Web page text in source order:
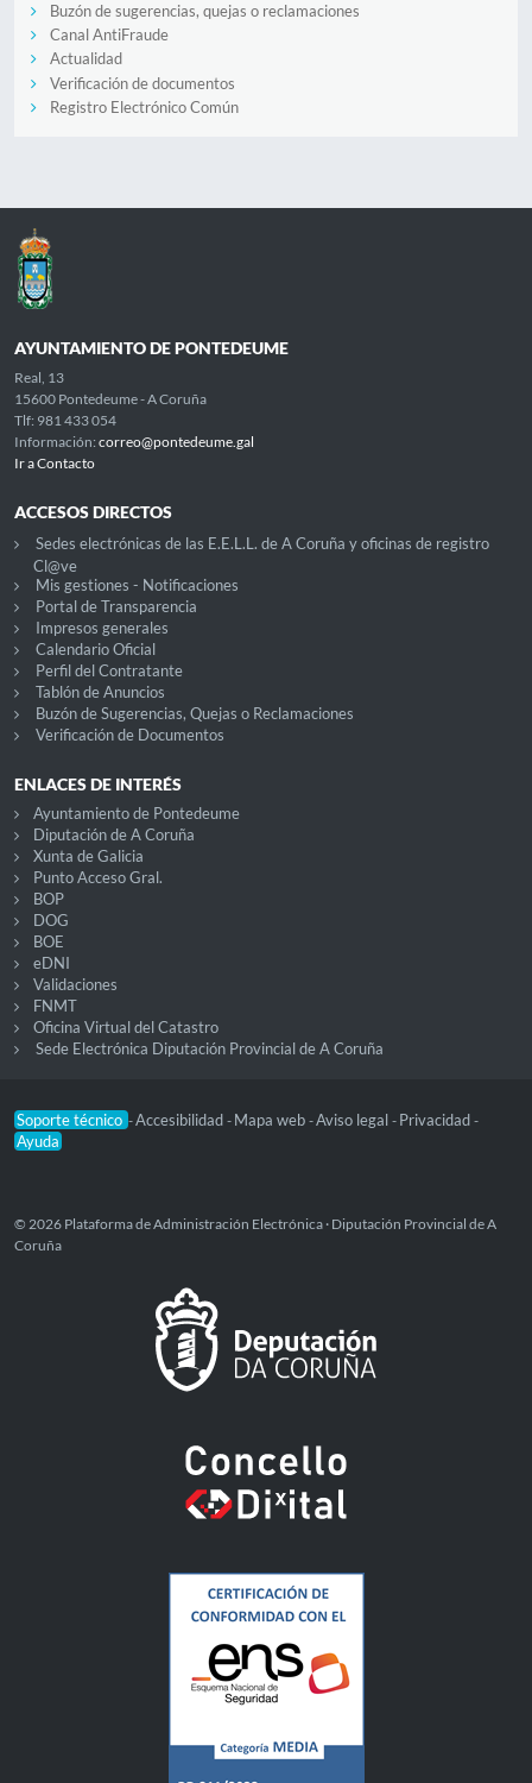
Buzón de sugerencias, quejas o reclamaciones
Canal AntiFraude
Actualidad
Verificación de documentos
Registro Electrónico Común
AYUNTAMIENTO DE PONTEDEUME
Real, 13
15600 Pontedeume - A Coruña
Tlf: 981 433 054
Información: correo@pontedeume.gal
Ir a Contacto
ACCESOS DIRECTOS
Sedes electrónicas de las E.E.L.L. de A Coruña y oficinas de registro
Cl@ve
Mis gestiones - Notificaciones
Portal de Transparencia
Impresos generales
Calendario Oficial
Perfil del Contratante
Tablón de Anuncios
Buzón de Sugerencias, Quejas o Reclamaciones
Verificación de Documentos
ENLACES DE INTERÉS
Ayuntamiento de Pontedeume
Diputación de A Coruña
Xunta de Galicia
Punto Acceso Gral.
BOP
DOG
BOE
eDNI
Validaciones
FNMT
Oficina Virtual del Catastro
Sede Electrónica Diputación Provincial de A Coruña
Soporte técnico -Accesibilidad - Mapa web -Aviso legal - Privacidad -
Ayuda
© 2026 Plataforma de Administración Electrónica · Diputación Provincial de A
Coruña